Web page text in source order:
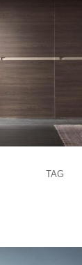
TAG